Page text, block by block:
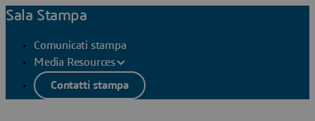
Sala Stampa
Comunicati stampa
Media Resources
Contatti stampa